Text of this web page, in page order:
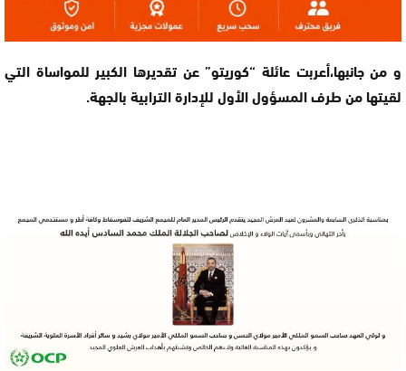
و من جانبها،أعربت عائلة “كوريتو” عن تقديرها الكبير للمواساة التي
لقيتها من طرف المسؤول الأول للإدارة الترابية بالجهة.